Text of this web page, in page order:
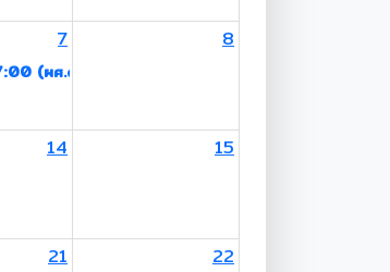
ระเสริฐ)
7
(ผศ.ดร.อพัชชา จินดาประเสริฐ)
8
/ Mother's Day
ะเสริฐ)
14 15
21 22